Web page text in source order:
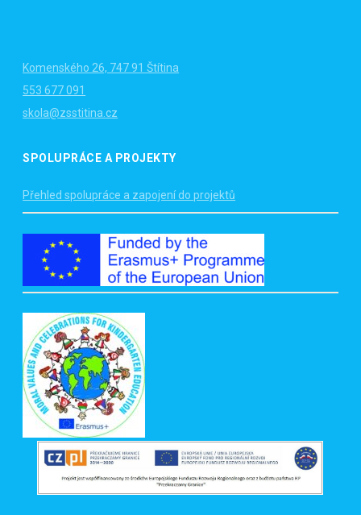
Komenského 26, 747 91 Štítina
553 677 091
skola@zsstitina.cz
SPOLUPRÁCE A PROJEKTY
Přehled spolupráce a zapojení do projektů